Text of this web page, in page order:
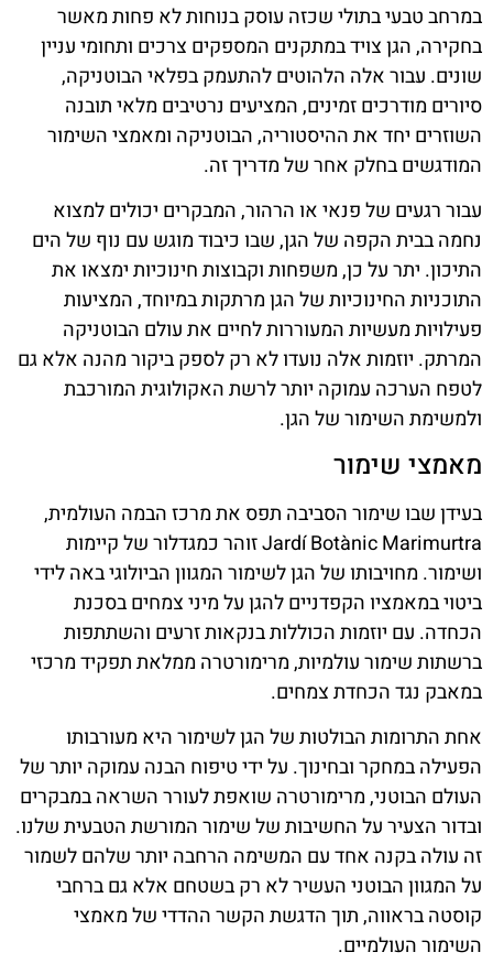
במרחב טבעי בתולי שכזה עוסק בנוחות לא פחות מאשר
בחקירה, הגן צויד במתקנים המספקים צרכים ותחומי עניין
שונים. עבור אלה הלהוטים להתעמק בפלאי הבוטניקה,
סיורים מודרכים זמינים, המציעים נרטיבים מלאי תובנה
השוזרים יחד את ההיסטוריה, הבוטניקה ומאמצי השימור
המודגשים בחלק אחר של מדריך זה.
עבור רגעים של פנאי או הרהור, המבקרים יכולים למצוא
נחמה בבית הקפה של הגן, שבו כיבוד מוגש עם נוף של הים
התיכון. יתר על כן, משפחות וקבוצות חינוכיות ימצאו את
התוכניות החינוכיות של הגן מרתקות במיוחד, המציעות
פעילויות מעשיות המעוררות לחיים את עולם הבוטניקה
המרתק. יוזמות אלה נועדו לא רק לספק ביקור מהנה אלא גם
לטפח הערכה עמוקה יותר לרשת האקולוגית המורכבת
ולמשימת השימור של הגן.
מאמצי שימור
בעידן שבו שימור הסביבה תפס את מרכז הבמה העולמית,
Jardí Botànic Marimurtra זוהר כמגדלור של קיימות
ושימור. מחויבותו של הגן לשימור המגוון הביולוגי באה לידי
ביטוי במאמציו הקפדניים להגן על מיני צמחים בסכנת
הכחדה. עם יוזמות הכוללות בנקאות זרעים והשתתפות
ברשתות שימור עולמיות, מרימורטרה ממלאת תפקיד מרכזי
במאבק נגד הכחדת צמחים.
אחת התרומות הבולטות של הגן לשימור היא מעורבותו
הפעילה במחקר ובחינוך. על ידי טיפוח הבנה עמוקה יותר של
העולם הבוטני, מרימורטרה שואפת לעורר השראה במבקרים
ובדור הצעיר על החשיבות של שימור המורשת הטבעית שלנו.
זה עולה בקנה אחד עם המשימה הרחבה יותר שלהם לשמור
על המגוון הבוטני העשיר לא רק בשטחם אלא גם ברחבי
קוסטה בראווה, תוך הדגשת הקשר ההדדי של מאמצי
השימור העולמיים.